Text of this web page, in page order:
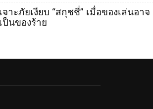
จาะภัยเงียบ “สกุชชี่” เมื่อของเล่นอาจ
ป็นของร้าย